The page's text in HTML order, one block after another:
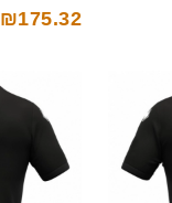
קצרה
₪175.32